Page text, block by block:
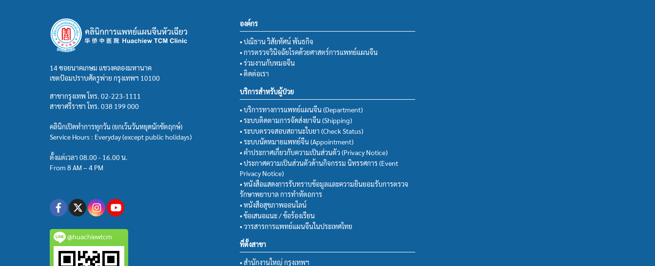
14 ซอยนาคเกษม แขวงคลองมหานาค
เขตป้อมปราบศัตรูพ่าย กรุงเทพฯ 10100
สาขากรุงเทพ โทร. 02-223-1111
สาขาศรีราชา โทร. 038 199 000
คลินิกเปิดทำการทุกวัน (ยกเว้นวันหยุดนักขัตฤกษ์)
Service Hours : Everyday (except public holidays)
ตั้งแต่เวลา 08.00 - 16.00 น.
From 8 AM – 4 PM
@huachiewtcm
องค์กร
• ปณิธาน วิสัยทัศน์ พันธกิจ
• การตรวจวินิจฉัยโรคด้วยศาสตร์การแพทย์แผนจีน
• ร่วมงานกับหมอจีน
• ติดต่อเรา
บริการสำหรับผู้ป่วย
• บริการทางการแพทย์แผนจีน (Department)
• ระบบติดตามการจัดส่งยาจีน (Shipping)
• ระบบตรวจสอบสถานะใบยา (Check Status)
• ระบบนัดหมายแพทย์จีน (Appointment)
• คำประกาศเกี่ยวกับความเป็นส่วนตัว (Privacy Notice)
• ประกาศความเป็นส่วนตัวด้านกิจกรรม นิทรรศการ (Event
Privacy Notice)
• หนังสือแสดงการรับทราบข้อมูลและความยินยอมรับการตรวจ
รักษาพยาบาล การทำหัตถการ
• หนังสือสุขภาพออนไลน์
• ข้อเสนอแนะ / ข้อร้องเรียน
• วารสารการแพทย์แผนจีนในประเทศไทย
ที่ตั้งสาขา
• สำนักงานใหญ่ กรุงเทพฯ